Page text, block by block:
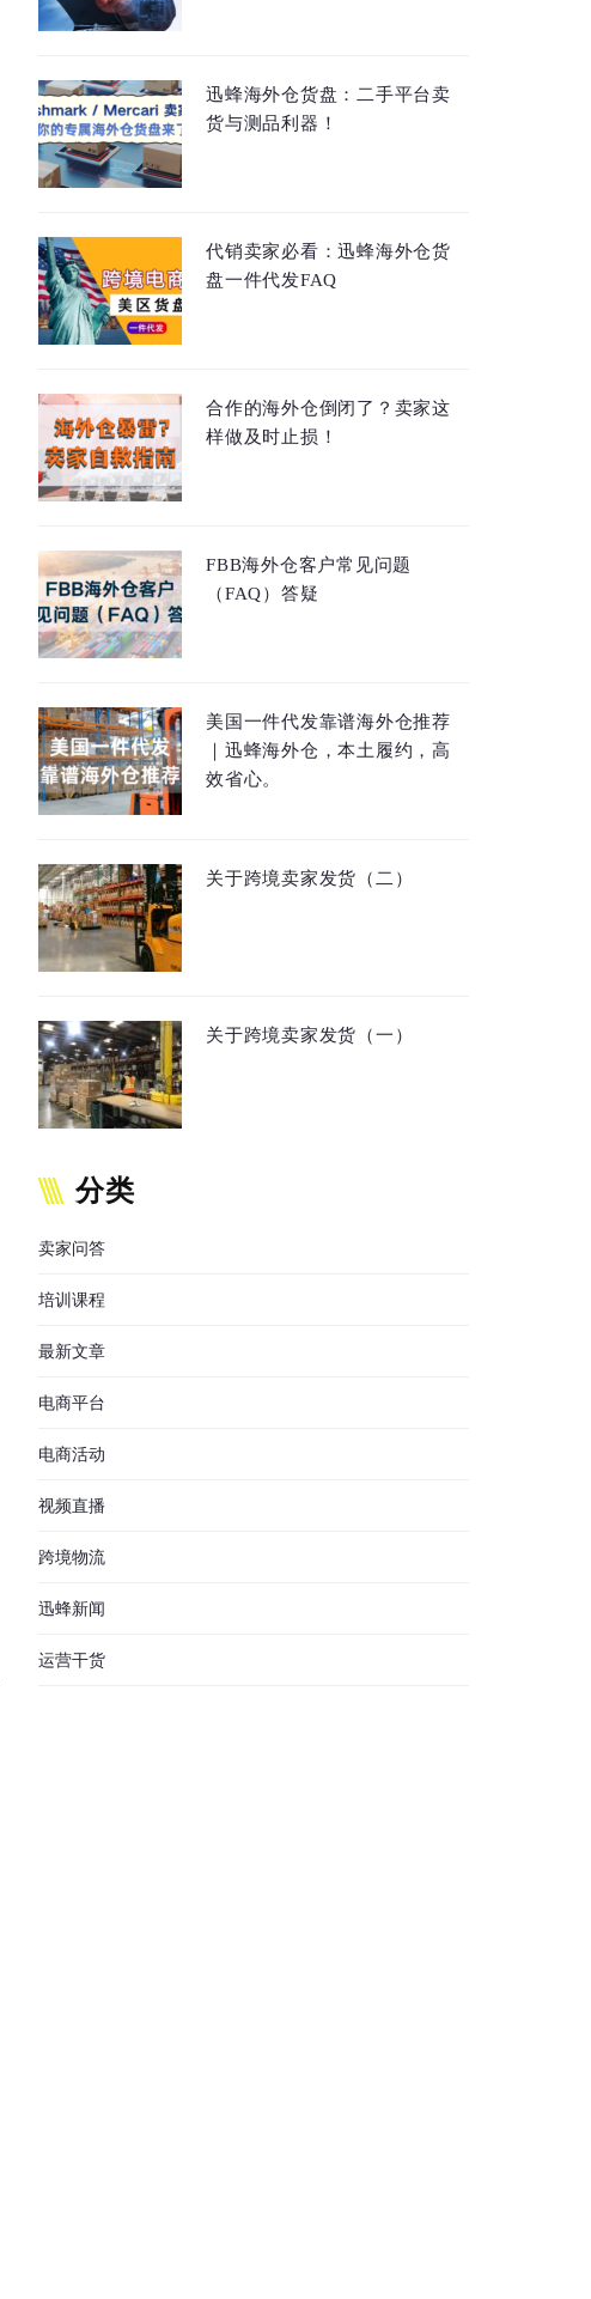
迅蜂海外仓货盘：二手平台卖
货与测品利器！
代销卖家必看：迅蜂海外仓货
盘一件代发FAQ
合作的海外仓倒闭了？卖家这
样做及时止损！
FBB海外仓客户常见问题
（FAQ）答疑
美国一件代发靠谱海外仓推荐
｜迅蜂海外仓，本土履约，高
效省心。
关于跨境卖家发货（二）
关于跨境卖家发货（一）
分类
卖家问答
培训课程
最新文章
电商平台
电商活动
视频直播
跨境物流
迅蜂新闻
运营干货